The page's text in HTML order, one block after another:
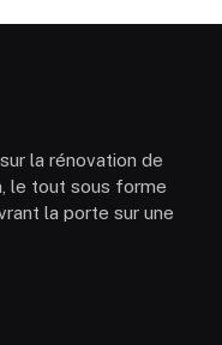
la rénovation de
le tout sous forme
la porte sur une